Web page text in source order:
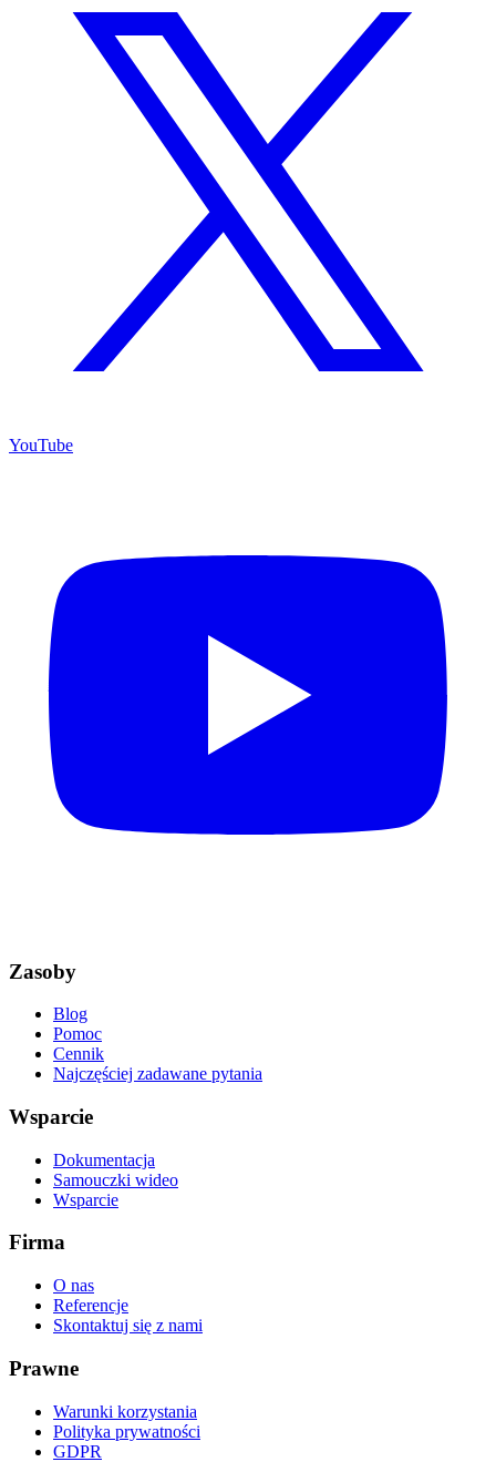
YouTube
Zasoby
Blog
Pomoc
Cennik
Najczęściej zadawane pytania
Wsparcie
Dokumentacja
Samouczki wideo
Wsparcie
Firma
O nas
Referencje
Skontaktuj się z nami
Prawne
Warunki korzystania
Polityka prywatności
GDPR